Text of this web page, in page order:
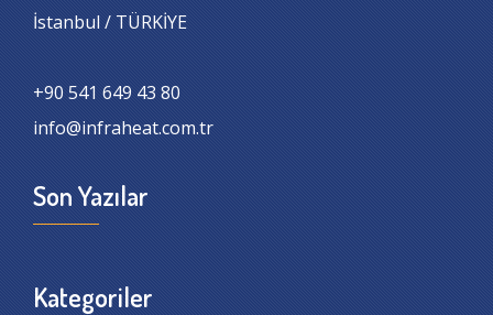
İstanbul / TÜRKİYE
+90 541 649 43 80
info@infraheat.com.tr
Son Yazılar
Kategoriler